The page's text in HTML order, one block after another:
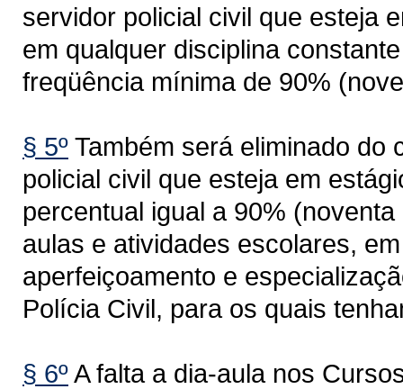
servidor policial civil que esteja
em qualquer disciplina
freqüência mínima de 90%
§ 5º Também será eliminado do
policial civil que esteja em
percentual igual a 90%
aulas e atividades escolares,
aperfeiçoamento e
Polícia Civil, para os quais
§ 6ºA falta a dia-aula nos